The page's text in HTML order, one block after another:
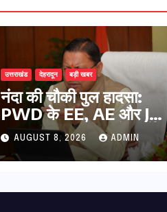
उत्तराखंड देहरादून बड़ी खबर
नंदा की चौकी पुल हादसा:
PWD के EE, AE और JE
निलंबित, सीएम धामी के निर्देश
पर सख्त कार्रवाई
AUGUST 8, 2026 ADMIN